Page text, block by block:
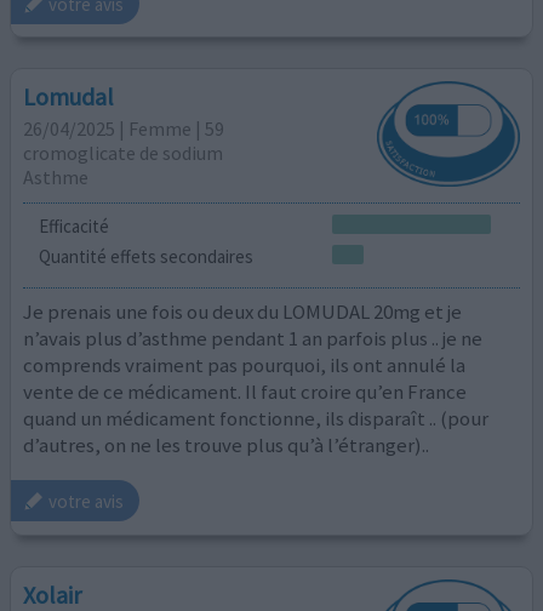
Lomudal
26/04/2025 | Femme | 59
cromoglicate de sodium
Asthme
Efficacité
Quantité effets secondaires
Je prenais une fois ou deux du LOMUDAL 20mg et je
n’avais plus d’asthme pendant 1 an parfois plus .. je ne
comprends vraiment pas pourquoi, ils ont annulé la
vente de ce médicament. Il faut croire qu’en France
quand un médicament fonctionne, ils disparaît .. (pour
d’autres, on ne les trouve plus qu’à l’étranger)..
votre avis
Xolair